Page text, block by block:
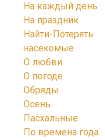
На каждый день
На праздник
Найти-Потерять
насекомые
О любви
О погоде
Обряды
Осень
Пасхальные
По времена года